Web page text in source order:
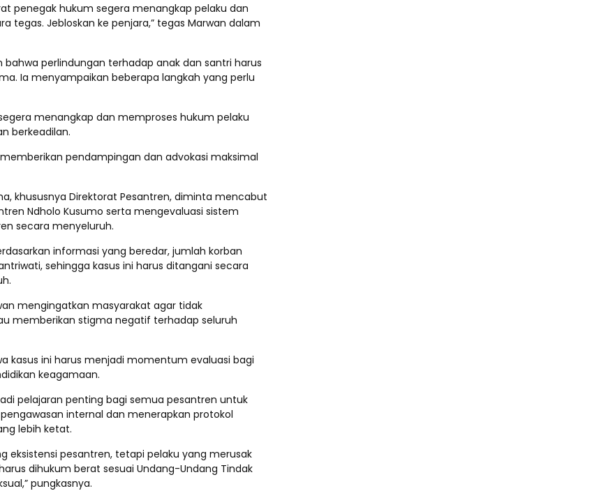
penegak hukum segera menangkap pelaku dan
tegas. Jebloskan ke penjara,” tegas Marwan dalam
bahwa perlindungan terhadap anak dan santri harus
Ia menyampaikan beberapa langkah yang perlu
menangkap dan memproses hukum pelaku
berkeadilan.
pendampingan dan advokasi maksimal
khususnya Direktorat Pesantren, diminta mencabut
Ndholo Kusumo serta mengevaluasi sistem
secara menyeluruh.
informasi yang beredar, jumlah korban
sehingga kasus ini harus ditangani secara
mengingatkan masyarakat agar tidak
memberikan stigma negatif terhadap seluruh
kasus ini harus menjadi momentum evaluasi bagi
keagamaan.
pelajaran penting bagi semua pesantren untuk
internal dan menerapkan protokol
lebih ketat.
eksistensi pesantren, tetapi pelaku yang merusak
dihukum berat sesuai Undang-Undang Tindak
pungkasnya.